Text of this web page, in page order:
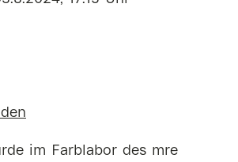
im Farblabor des mre